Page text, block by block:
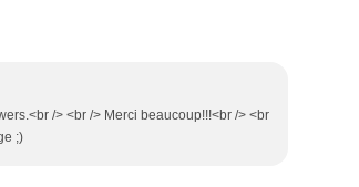
/> <br /> Merci beaucoup!!!<br /> <br
;)